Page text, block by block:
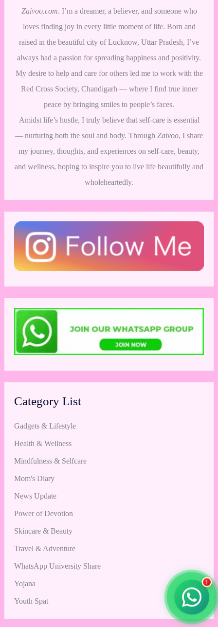
Zaivoo.com. I’m a dreamer, a believer, and someone who
loves finding joy in every little moment of life. Born and
raised in the beautiful city of Lucknow, Uttar Pradesh, I’ve
always had a passion for spreading happiness and positivity.
My desire to help and care for others led me to work with the
Red Cross Society, Chandigarh — where I find true inner
peace by bringing smiles to people’s faces.
Amidst life’s hustle, I truly believe that self-care is essential
— nurturing both the soul and body. Through Zaivoo, I share
my journey, thoughts, and experiences on self-care, beauty,
and wellness, hoping to inspire you to live life beautifully and
wholeheartedly.
Category List
Gadgets & Lifestyle
Health & Wellness
Mindfulness & Selfcare
Mom's Diary
News Update
Power of Devotion
Skincare & Beauty
Travel & Adventure
WhatsApp University Share
Yojana
Youth Spat
!